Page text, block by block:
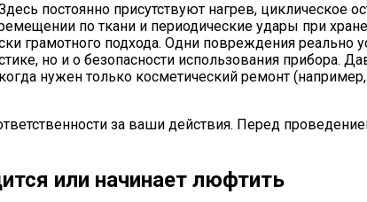
постоянно присутствуют нагрев, циклическое
по ткани и периодические удары при
грамотного подхода. Одни повреждения реально
но и о безопасности использования прибора.
нужен только косметический ремонт
за ваши действия. Перед
или начинает люфтить